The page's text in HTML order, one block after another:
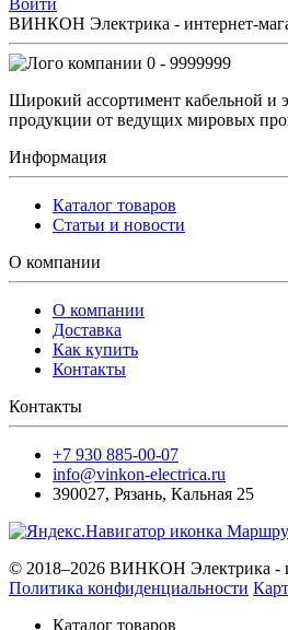
ВИНКОН Электрика - интернет-
0 - 9999999
Широкий ассортимент кабельной и
продукции от ведущих мировых
Информация
Каталог товаров
Статьи и новости
О компании
О компании
Доставка
Как купить
Контакты
Контакты
+7 930 885-00-07
info@vinkon-electrica.ru
390027, Рязань, Кальная 25
© 2018–2026 ВИНКОН Электрика -
Политика конфиденциальности
Каталог товаров